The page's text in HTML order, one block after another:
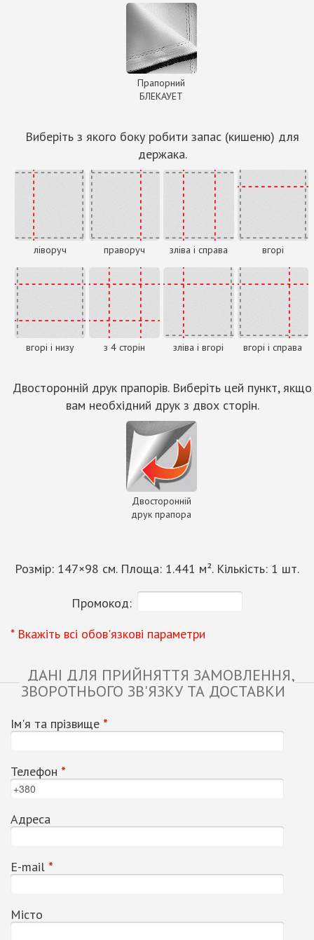
Прапорний
БЛЕКАУЕТ
Виберіть з якого боку робити запас (кишеню) для
держака.
ліворуч праворуч зліва і справа вгорі
вгорі і низу з 4 сторін зліва і вгорі вгорі і справа
Двосторонній друк прапорів. Виберіть цей пункт, якщо
вам необхідний друк з двох сторін.
Двосторонній
друк прапора
Розмір: 147×98 см. Площа: 1.441 м². Кількість: 1 шт.
Промокод:
* Вкажіть всі обов'язкові параметри
ДАНІ ДЛЯ ПРИЙНЯТТЯ ЗАМОВЛЕННЯ,
ЗВОРОТНЬОГО ЗВ'ЯЗКУ ТА ДОСТАВКИ
Ім'я та прізвище *
Телефон *
Адреса
Е-mail *
Місто